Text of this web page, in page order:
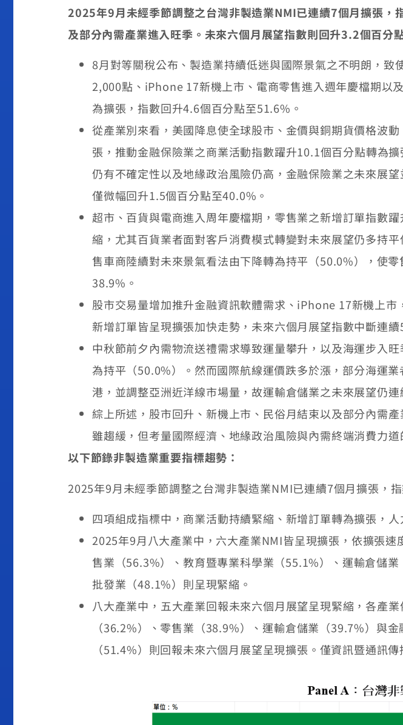
2025年9月未經季節調整之台灣非製造業NMI已連續7個月擴張，
及部分內需產業進入旺季。未來六個月展望指數則回升3.2個百分
8月對等關稅公布、製造業持續低迷與國際景氣之不明朗，
2,000點、iPhone 17新機上市、電商零售進入週年慶檔期以
為擴張，指數回升4.6個百分點至51.6%。
從產業別來看，美國降息使全球股市、金價與銅期貨價格波
張，推動金融保險業之商業活動指數躍升10.1個百分點轉為
仍有不確定性以及地緣政治風險仍高，金融保險業之未來展
僅微幅回升1.5個百分點至40.0%。
超市、百貨與電商進入周年慶檔期，零售業之新增訂單指數
縮，尤其百貨業者面對客戶消費模式轉變對未來展望仍多持
售車商陸續對未來景氣看法由下降轉為持平（50.0%），使
38.9%。
股市交易量增加推升金融資訊軟體需求、iPhone 17新機上
新增訂單皆呈現擴張加快走勢，未來六個月展望指數中斷連
中秋節前夕內需物流送禮需求導致運量攀升，以及海運步入
為持平（50.0%）。然而國際航線運價跌多於漲，部分海運
港，並調整亞洲近洋線市場量，故運輸倉儲業之未來展望仍
綜上所述，股市回升、新機上市、民俗月結束以及部分內需
雖趨緩，但考量國際經濟、地緣政治風險與內需終端消費力
以下節錄非製造業重要指標趨勢：
2025年9月未經季節調整之台灣非製造業NMI已連續7個月擴張，
四項組成指標中，商業活動持續緊縮、新增訂單轉為擴張，
2025年9月八大產業中，六大產業NMI皆呈現擴張，依擴張
售業（56.3%）、教育暨專業科學業（55.1%）、運輸倉儲
批發業（48.1%）則呈現緊縮。
八大產業中，五大產業回報未來六個月展望呈現緊縮，各產
（36.2%）、零售業（38.9%）、運輸倉儲業（39.7%）與
（51.4%）則回報未來六個月展望呈現擴張。僅資訊暨通訊